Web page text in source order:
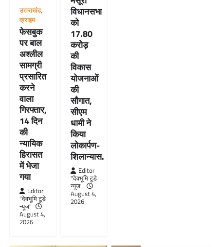
उत्तराखंड,
क्राइम
फेसबुक
पर बाल
अश्लील
सामग्री
प्रसारित
करने
वाला
गिरफ्तार,
14 दिन
की
न्यायिक
हिरासत
में भेजा
गया
Editor
"देवभूमि टूडे
न्यूज"
August 4,
2026
विधानसभा
को
17.80
करोड़
की
विकास
योजनाओं
की
सौगात,
सीएम
धामी ने
किया
लोकार्पण-
शिलान्यास.
Editor
"देवभूमि टूडे
न्यूज"
August 4,
2026